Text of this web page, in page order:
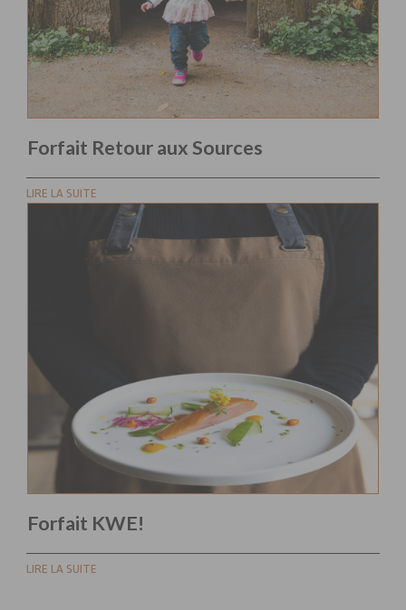
Forfait Retour aux Sources
LIRE LA SUITE
Forfait KWE!
LIRE LA SUITE